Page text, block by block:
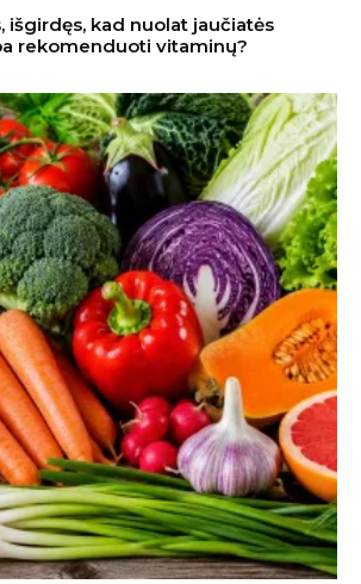
išgirdęs, kad nuolat jaučiatės
rekomenduoti vitaminų?